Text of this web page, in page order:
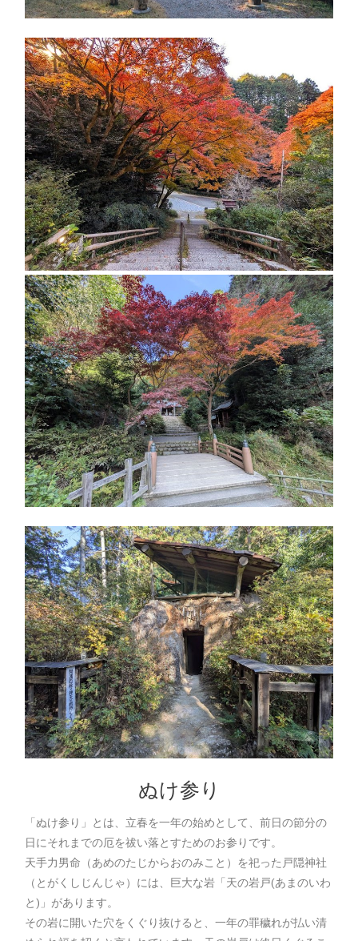
ぬけ参り
「ぬけ参り」とは、立春を一年の始めとして、前日の節分の
日にそれまでの厄を祓い落とすためのお参りです。
天手力男命（あめのたじからおのみこと）を祀った戸隠神社
（とがくしじんじゃ）には、巨大な岩「天の岩戸(あまのいわ
と)」があります。
その岩に開いた穴をくぐり抜けると、一年の罪穢れが払い清